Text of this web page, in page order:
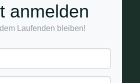
anmelden
Laufenden bleiben!